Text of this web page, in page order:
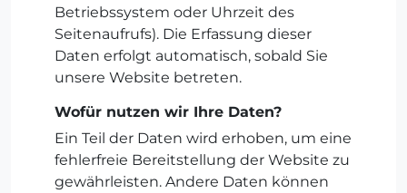
Betriebssystem oder Uhrzeit des
Seitenaufrufs). Die Erfassung dieser
Daten erfolgt automatisch, sobald Sie
unsere Website betreten.
Wofür nutzen wir Ihre Daten?
Ein Teil der Daten wird erhoben, um eine
fehlerfreie Bereitstellung der Website zu
gewährleisten. Andere Daten können